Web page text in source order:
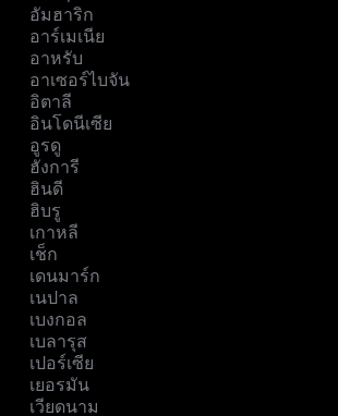
อัมฮาริก
อาร์เมเนีย
อาหรับ
อาเซอร์ไบจัน
อิตาลี
อินโดนีเซีย
อูรดู
ฮังการี
ฮินดี
ฮิบรู
เกาหลี
เช็ก
เดนมาร์ก
เนปาล
เบงกอล
เบลารุส
เปอร์เซีย
เยอรมัน
เวียดนาม